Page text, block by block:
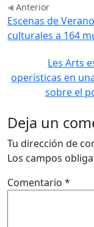
Anterior
Escenas de
culturales a 164
Les Arts
operísticas en
sobre el
Deja un
Tu dirección de
Los campos
Comentario *